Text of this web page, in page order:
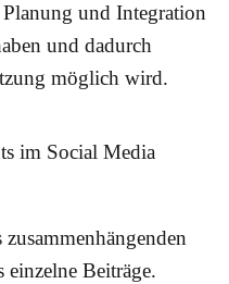
und Integration
und dadurch
möglich wird.
im Social Media
einzelne Beiträge.